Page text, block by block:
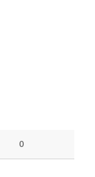
0